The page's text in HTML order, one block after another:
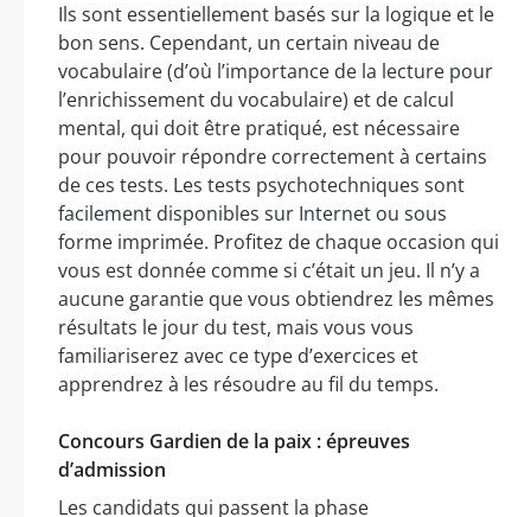
Ils sont essentiellement basés sur la logique et le
bon sens. Cependant, un certain niveau de
vocabulaire (d’où l’importance de la lecture pour
l’enrichissement du vocabulaire) et de calcul
mental, qui doit être pratiqué, est nécessaire
pour pouvoir répondre correctement à certains
de ces tests. Les tests psychotechniques sont
facilement disponibles sur Internet ou sous
forme imprimée. Profitez de chaque occasion qui
vous est donnée comme si c’était un jeu. Il n’y a
aucune garantie que vous obtiendrez les mêmes
résultats le jour du test, mais vous vous
familiariserez avec ce type d’exercices et
apprendrez à les résoudre au fil du temps.
Concours Gardien de la paix : épreuves
d’admission
Les candidats qui passent la phase